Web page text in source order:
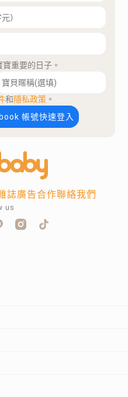
重要的日子。
和隱私政策 。
帳號快速登入
誌廣告合作聯絡我們
us